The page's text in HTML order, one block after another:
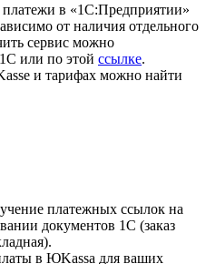
платежи в «1С:Предприятии»
от наличия отдельного
сервис можно
или по этой ссылке.
и тарифах можно найти
платежных ссылок на
документов 1C (заказ
в ЮKassa для ваших